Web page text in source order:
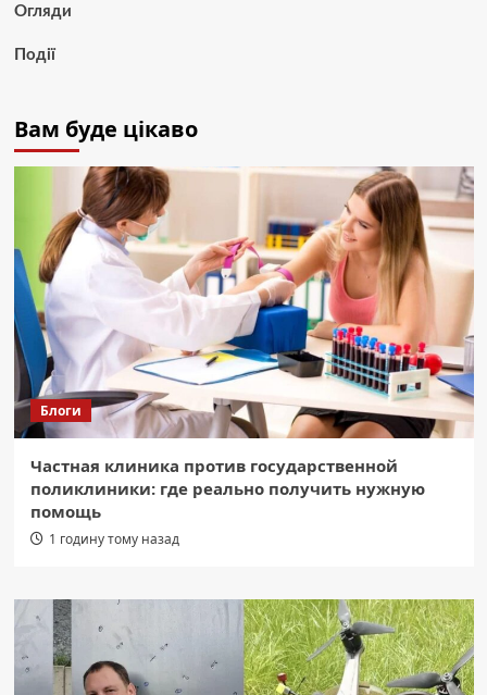
Огляди
Події
Вам буде цікаво
Блоги
Частная клиника против государственной
поликлиники: где реально получить нужную
помощь
1 годину тому назад